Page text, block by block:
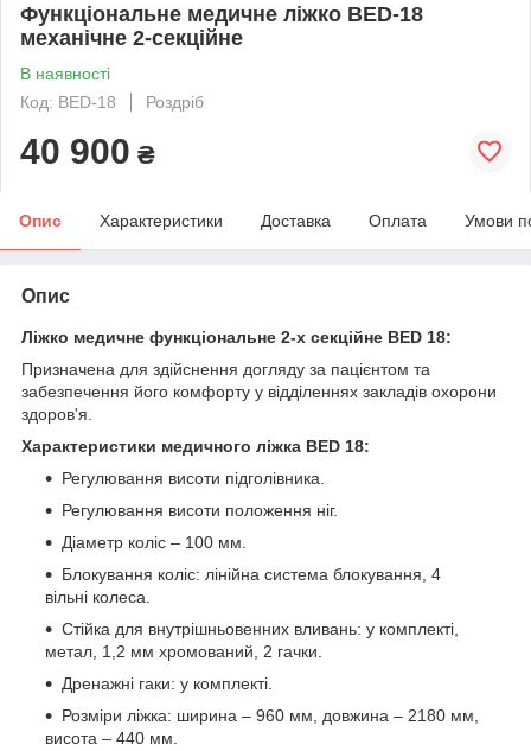
Функціональне медичне ліжко BED-18
механічне 2-секційне
В наявності
Код: BED-18
Роздріб
40 900 ₴
Опис Характеристики Доставка Оплата Умови
Опис
Ліжко медичне функціональне 2-х секційне BED 18:
Призначена для здійснення догляду за пацієнтом та
забезпечення його комфорту у відділеннях закладів охорони
здоров'я.
Характеристики медичного ліжка BED 18:
Регулювання висоти підголівника.
Регулювання висоти положення ніг.
Діаметр коліс – 100 мм.
Блокування коліс: лінійна система блокування, 4
вільні колеса.
Стійка для внутрішньовенних вливань: у комплекті,
метал, 1,2 мм хромований, 2 гачки.
Дренажні гаки: у комплекті.
Розміри ліжка: ширина – 960 мм, довжина – 2180 мм,
висота – 440 мм.